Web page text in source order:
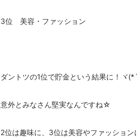
3位 美容・ファッション
ダントツの1位で貯金という結果に！ヾ
意外とみなさん堅実なんですね☆
2位は趣味に、3位は美容やファッション